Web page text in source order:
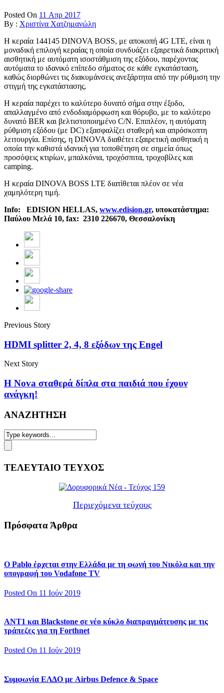
Posted On 11 Απρ 2017
By : Χριστίνα Χατζημανώλη
Η κεραία 144145 DINOVA BOSS, με αποκοπή 4G LTE, είναι η
μοναδική επιλογή κεραίας η οποία συνδυάζει εξαιρετικά διακριτική
αισθητική με αυτόματη ισοστάθμιση της εξόδου, παρέχοντας
αυτόματα το ιδανικό επίπεδο σήματος σε κάθε εγκατάσταση,
καθώς διορθώνει τις διακυμάνσεις ανεξάρτητα από την ρύθμιση την
στιγμή της εγκατάστασης.
Η κεραία παρέχει το καλύτερο δυνατό σήμα στην έξοδο,
απαλλαγμένο από ενδοδιαμόρφωση και θόρυβο, με το καλύτερο
δυνατό BER και βελτιστοποιημένο C/N. Επιπλέον, η αυτόματη
ρύθμιση εξόδου (με DC) εξασφαλίζει σταθερή και απρόσκοπτη
λειτουργία. Επίσης, η DINOVA διαθέτει εξαιρετική αισθητική η
οποία την καθιστά ιδανική για τοποθέτηση σε σημεία όπως
προσόψεις κτιρίων, μπαλκόνια, τροχόσπιτα, τροχοβίλες και
camping.
Η κεραία DINOVA BOSS LTE διατίθεται πλέον σε νέα
χαμηλότερη τιμή.
Info: EDISION HELLAS, www.edision.gr, υποκατάστημα:
Παύλου Μελά 10, fax: 2310 226670, Θεσσαλονίκη
Previous Story
HDMI splitter 2, 4, 8 εξόδων της Engel
Next Story
Η Nova σταθερά δίπλα στα παιδιά που έχουν
ανάγκη!
ΑΝΑΖΗΤΗΣΗ
ΤΕΛΕΥΤΑΙΟ ΤΕΥΧΟΣ
Περιεχόμενα τεύχους
Πρόσφατα Άρθρα
Ο Pablo έρχεται στην Ελλάδα με τη φωνή του Νικόλα και την
υπογραφή του Vodafone TV
Posted On 11 Ιούν 2019
ΑΝΤ1 και Blackstone σε νέο κύκλο διαπραγμάτευσης με τις
τράπεζες για τη Forthnet
Posted On 11 Ιούν 2019
Συμφωνία ΕΛΔΟ με Airbus Defence & Space